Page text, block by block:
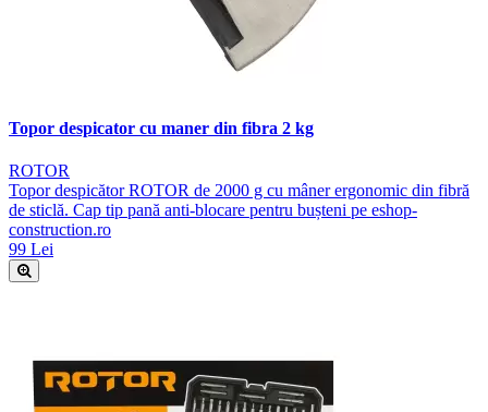
Topor despicator cu maner din fibra 2 kg
ROTOR
Topor despicător ROTOR de 2000 g cu mâner ergonomic din fibră
de sticlă. Cap tip pană anti-blocare pentru bușteni pe eshop-
construction.ro
99 Lei